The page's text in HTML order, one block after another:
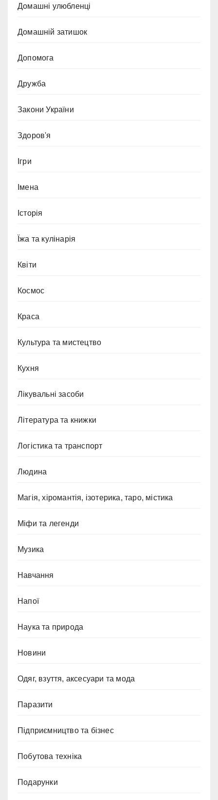
Домашні улюбленці
Домашній затишок
Допомога
Дружба
Закони України
Здоров'я
Ігри
Імена
Історія
Їжа та кулінарія
Квіти
Космос
Краса
Культура та мистецтво
Кухня
Лікувальні засоби
Література та книжки
Логістика та транспорт
Людина
Магія, хіромантія, ізотерика, таро, містика
Міфи та легенди
Музика
Навчання
Напої
Наука та природа
Новини
Одяг, взуття, аксесуари та мода
Паразити
Підприємництво та бізнес
Побутова техніка
Подарунки